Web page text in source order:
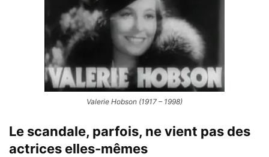
Valerie Hobson (1917 – 1998)
Le scandale, parfois, ne vient pas des
actrices elles-mêmes